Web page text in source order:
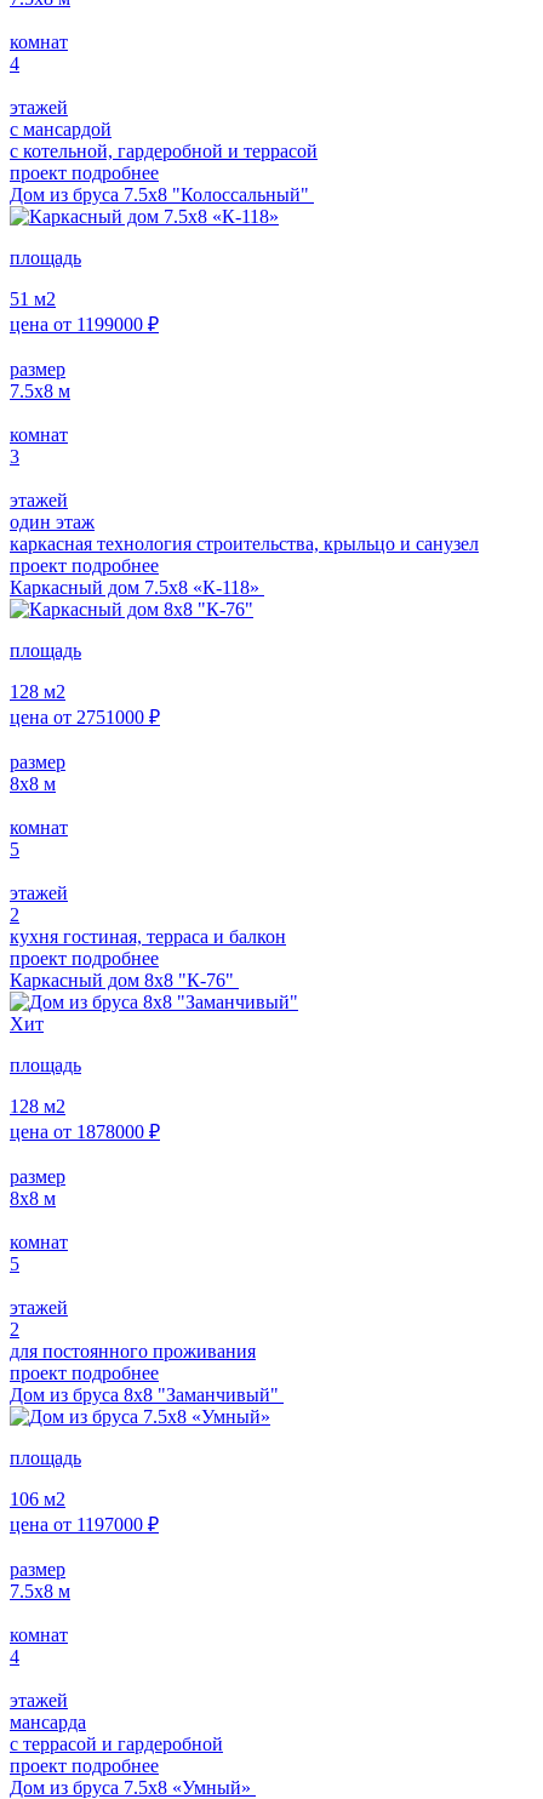
комнат
4
этажей
с мансардой
с котельной, гардеробной и террасой
проект подробнее
Дом из бруса 7.5х8 "Колоссальный"
площадь
51 м2
цена от 1199000 ₽
размер
7.5х8 м
комнат
3
этажей
один этаж
каркасная технология строительства, крыльцо и санузел
проект подробнее
Каркасный дом 7.5х8 «К-118»
площадь
128 м2
цена от 2751000 ₽
размер
8х8 м
комнат
5
этажей
2
кухня гостиная, терраса и балкон
проект подробнее
Каркасный дом 8х8 "К-76"
Хит
площадь
128 м2
цена от 1878000 ₽
размер
8х8 м
комнат
5
этажей
2
для постоянного проживания
проект подробнее
Дом из бруса 8х8 "Заманчивый"
площадь
106 м2
цена от 1197000 ₽
размер
7.5х8 м
комнат
4
этажей
мансарда
с террасой и гардеробной
проект подробнее
Дом из бруса 7.5х8 «Умный»